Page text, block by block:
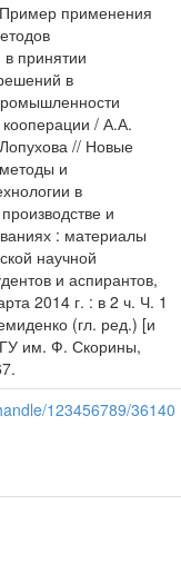
применения
в принятии
в
кооперации / А.А.
// Новые
и
в
и
: материалы
научной
и аспирантов,
2014 г. : в 2 ч. Ч. 1
(гл. ред.) [и
им. Ф. Скорины,
123456789/36140